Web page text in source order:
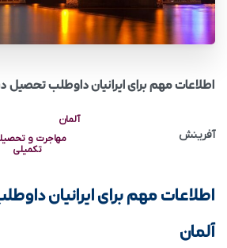
اطلاعات مهم برای ایرانیان داوطلب تحصیل
آفرینش
آلمان
مهاجرت و
تکمیلی
اطلاعات مهم برای ایرانیان
آلمان